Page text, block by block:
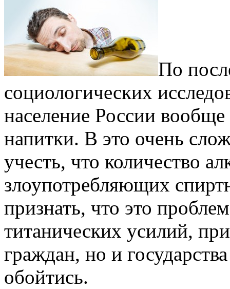
По
социологических
население России вообще
напитки. В это очень
учесть, что количество
злоупотребляющих
признать, что это
титанических усилий,
граждан, но и
обойтись.